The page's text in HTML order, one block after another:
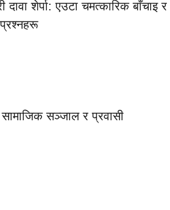
दावा शेर्पा: एउटा चमत्कारिक बाँचाइ र
सञ्जाल र प्रवासी